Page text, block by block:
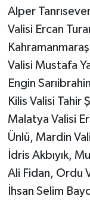
Alper
Valisi Ercan
Valisi Mustafa
Engin
Kilis Valisi Tahir
Malatya Valisi
Ünlü, Mardin
İdris Akbıyık,
Ali Fidan, Ordu
İhsan Selim